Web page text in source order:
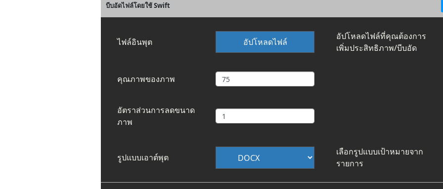
บีบอัดไฟล์โดยใช้ Swift
ไฟล์อินพุต อัปโหลดไฟล์
อัปโหลดไฟล์ที่คุณต้องการ
เพิ่มประสิทธิภาพ/บีบอัด
คุณภาพของภาพ
อัตราส่วนการลดขนาด
ภาพ
รูปแบบเอาต์พุต
เลือกรูปแบบเป้าหมายจาก
รายการ